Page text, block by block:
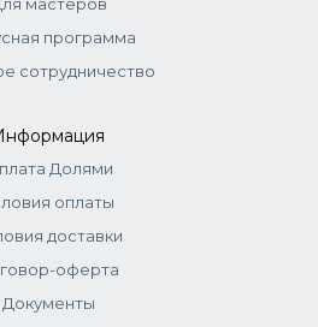
PHOSPHATE,
PARFUM
PHENOXYETHANOL,
QUATERNIUM-87,
SPINOSA KERNEL OIL,
HYDROXYETHYLCELLULOSE,
SEED OIL, PHOSPHORIC ACID,
SEED BUTTER,
программа
сотрудничество
Долями
оплаты
доставки
оферта
Документы